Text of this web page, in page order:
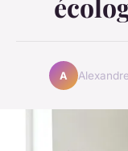
A Alexandre